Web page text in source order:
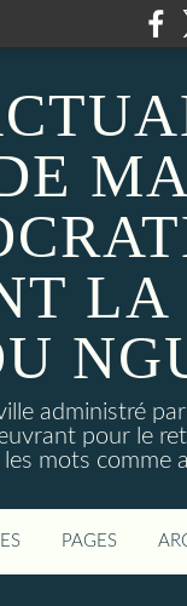
LA
administré
pour le
mots comme
PAGES